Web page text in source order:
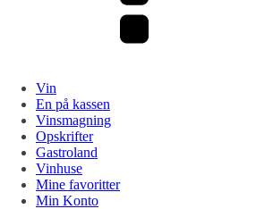
Vin
En på kassen
Vinsmagning
Opskrifter
Gastroland
Vinhuse
Mine favoritter
Min Konto